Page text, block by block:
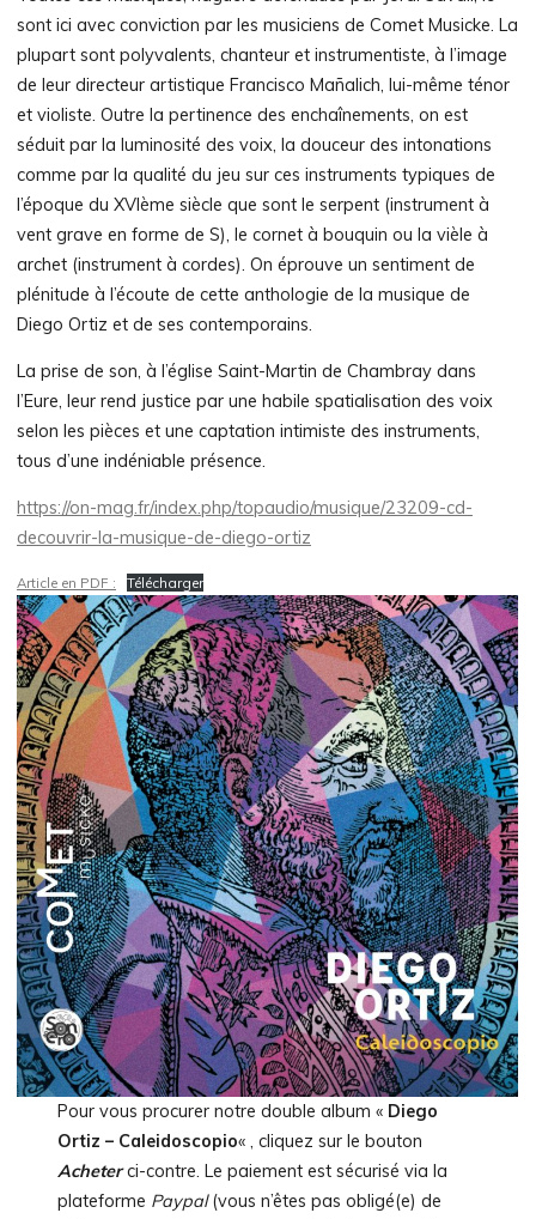
sont ici avec conviction par les musiciens de Comet Musicke. La
plupart sont polyvalents, chanteur et instrumentiste, à l’image
de leur directeur artistique Francisco Mañalich, lui-même ténor
et violiste. Outre la pertinence des enchaînements, on est
séduit par la luminosité des voix, la douceur des intonations
comme par la qualité du jeu sur ces instruments typiques de
l’époque du XVIème siècle que sont le serpent (instrument à
vent grave en forme de S), le cornet à bouquin ou la vièle à
archet (instrument à cordes). On éprouve un sentiment de
plénitude à l’écoute de cette anthologie de la musique de
Diego Ortiz et de ses contemporains.
La prise de son, à l’église Saint-Martin de Chambray dans
l’Eure, leur rend justice par une habile spatialisation des voix
selon les pièces et une captation intimiste des instruments,
tous d’une indéniable présence.
https://on-mag.fr/index.php/topaudio/musique/23209-cd-
decouvrir-la-musique-de-diego-ortiz
Article en PDF : Télécharger
Pour vous procurer notre double album « Diego
Ortiz – Caleidoscopio« , cliquez sur le bouton
Acheterci-contre. Le paiement est sécurisé via la
plateforme Paypal(vous n’êtes pas obligé(e) de